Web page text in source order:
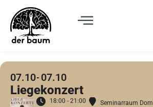
07.10 07.10
Liegekonzert
18:00 - 21:00 Seminarraum Dom